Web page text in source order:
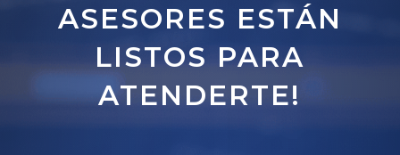
ASESORES ESTÁN
LISTOS PARA
ATENDERTE!